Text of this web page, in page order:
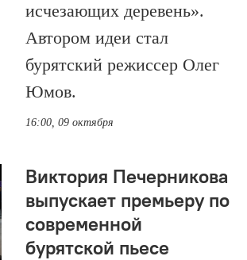
исчезающих деревень».
Автором идеи стал
бурятский режиссер Олег
Юмов.
16:00, 09 октября
Виктория Печерникова
выпускает премьеру по
современной
бурятской пьесе